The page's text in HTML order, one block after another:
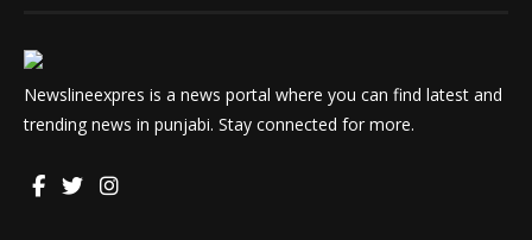
Newslineexpres is a news portal where you can find latest and
trending news in punjabi. Stay connected for more.